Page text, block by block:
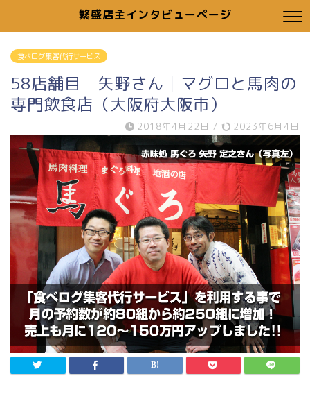
繁盛店主インタビューページ
食べログ集客代行サービス
58店舗目 矢野さん│マグロと馬肉の
専門飲食店（大阪府大阪市）
2018年4月22日 / 2023年6月4日